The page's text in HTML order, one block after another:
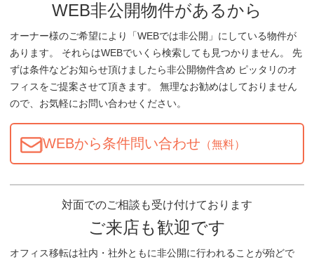
WEB非公開物件があるから
オーナー様のご希望により「WEBでは非公開」にしている物件が
あります。 それらはWEBでいくら検索しても見つかりません。 先
ずは条件などお知らせ頂けましたら非公開物件含め ピッタリのオ
フィスをご提案させて頂きます。 無理なお勧めはしておりません
ので、お気軽にお問い合わせください。
WEBから条件問い合わせ （無料）
対面でのご相談も受け付けております
ご来店も歓迎です
オフィス移転は社内・社外ともに非公開に行われることが殆どで